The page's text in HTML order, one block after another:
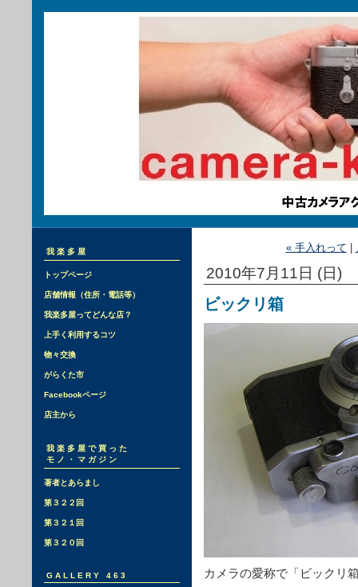
我楽多屋
トップページ
店舗情報（住所・電話等）
我楽多屋ってどんな店？
上手く利用するコツ
物々交換
がらくた市
Facebookページ
店主から
我楽多屋で買った
モノ・マガジン
著者とあらまし
第３２２回
第３２１回
第３２０回
GALLERY 463
« 手入れって
2010年7月11日 (日)
ビックリ箱
カメラの愛称で「ビックリ